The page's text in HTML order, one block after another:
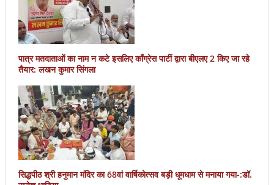
पात्र मतदाताओं का नाम न कटे इसलिए काँग्रेस पार्टी द्वारा बीएलए 2 किए जा रहे
तैयार: लखन कुमार सिंगला
सिद्धपीठ श्री हनुमान मंदिर का 68वां वार्षिकोत्सव बड़ी धूमधाम से मनाया गया-:डॉ.